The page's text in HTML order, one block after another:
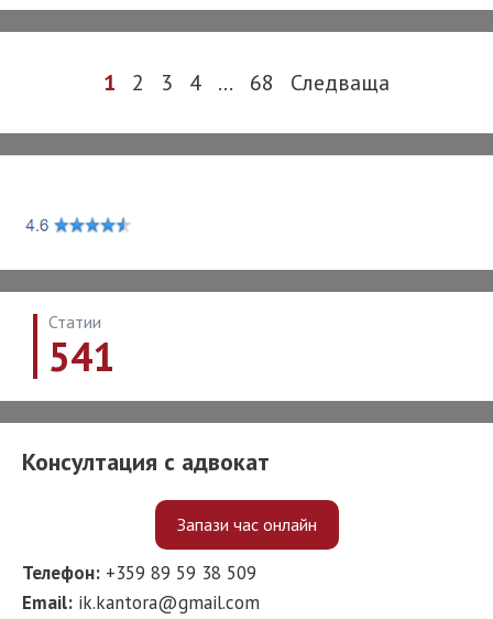
закриване
1 2 3 4 … 68 Следваща
Статии
541
Консултация с адвокат
Запази час онлайн
Телефон: +359 89 59 38 509
Email: ik.kantora@gmail.com